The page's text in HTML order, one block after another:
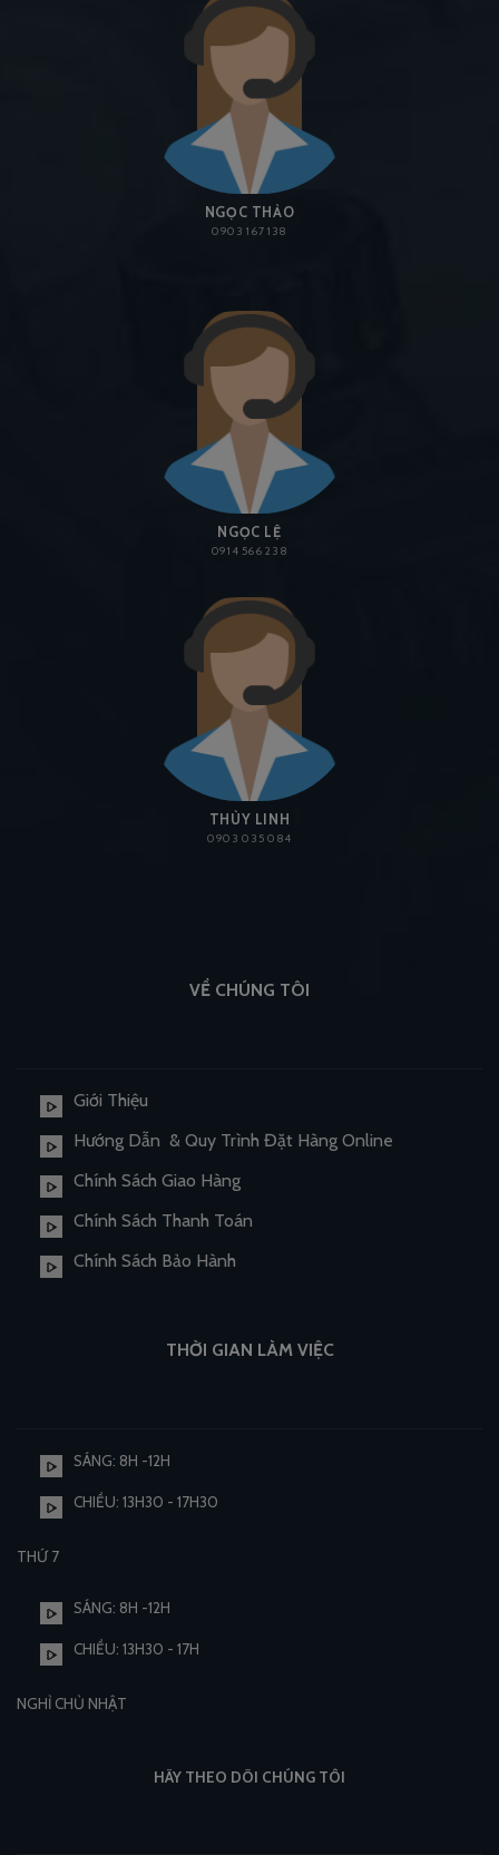
NGỌC THẢO
0903 167 138
NGỌC LỆ
0914 566 238
THÙY LINH
0903 035 084
VỀ CHÚNG TÔI
Giới Thiệu
Hướng Dẫn & Quy Trình Đặt Hàng Online
Chính Sách Giao Hàng
Chính Sách Thanh Toán
Chính Sách Bảo Hành
THỜI GIAN LÀM VIỆC
SÁNG: 8H -12H
CHIỀU: 13H30 - 17H30
THỨ 7
SÁNG: 8H -12H
CHIỀU: 13H30 - 17H
NGHỈ CHỦ NHẬT
HÃY THEO DÕI CHÚNG TÔI